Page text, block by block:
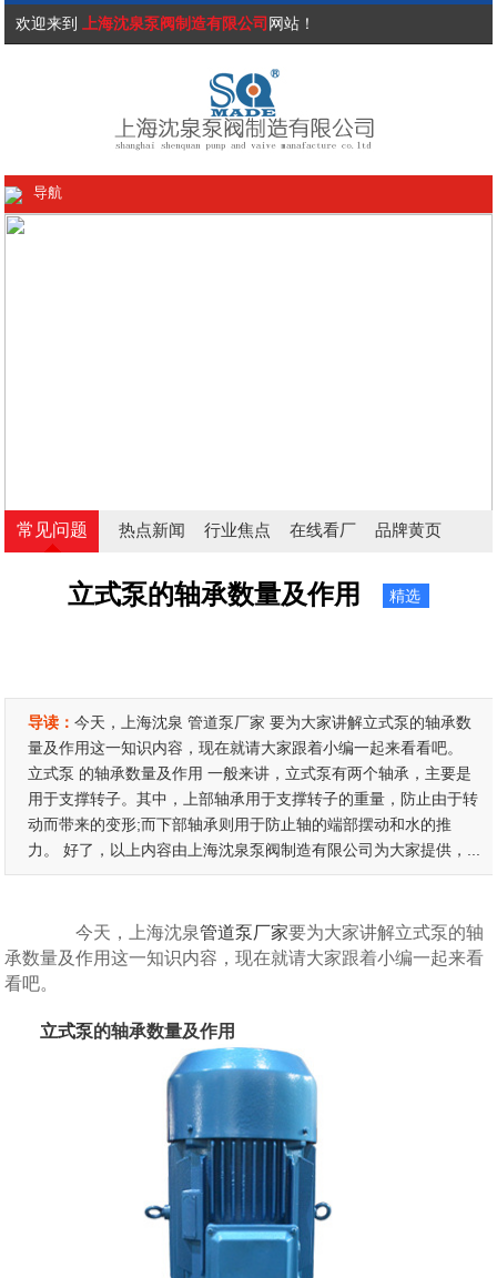
欢迎来到 上海沈泉泵阀制造有限公司 网站！
导航
常见问题 热点新闻 行业焦点 在线看厂 品牌黄页
立式泵的轴承数量及作用 精选
导读：今天，上海沈泉 管道泵厂家 要为大家讲解立式泵的轴承数
量及作用这一知识内容，现在就请大家跟着小编一起来看看吧。
立式泵 的轴承数量及作用 一般来讲，立式泵有两个轴承，主要是
用于支撑转子。其中，上部轴承用于支撑转子的重量，防止由于转
动而带来的变形;而下部轴承则用于防止轴的端部摆动和水的推
力。 好了，以上内容由上海沈泉泵阀制造有限公司为大家提供，...
今天，上海沈泉管道泵厂家要为大家讲解立式泵的轴
承数量及作用这一知识内容，现在就请大家跟着小编一起来看
看吧。
立式泵的轴承数量及作用